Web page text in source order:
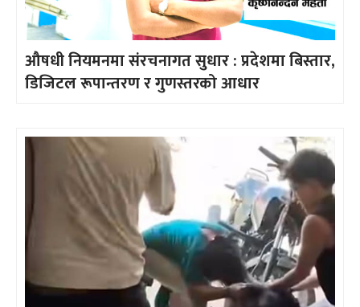
औषधी नियमनमा संरचनागत सुधार : प्रदेशमा बिस्तार,
डिजिटल रूपान्तरण र गुणस्तरको आधार